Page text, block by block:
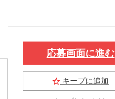
応募画面に進む
キープに追加